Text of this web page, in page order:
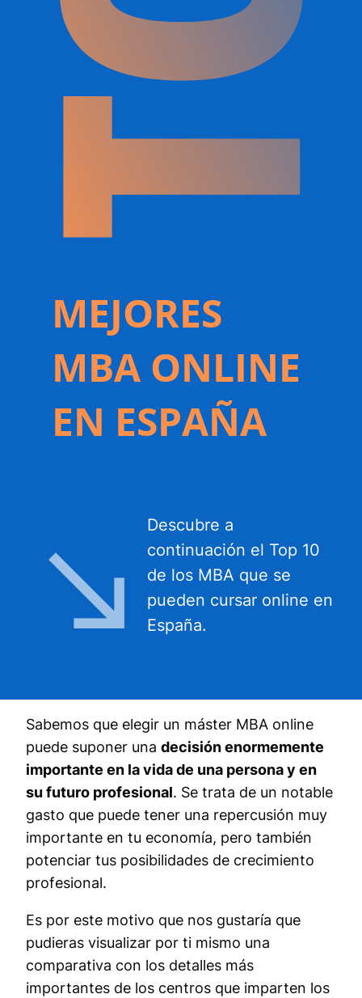
MEJORES
MBA ONLINE
EN ESPAÑA
Descubre a
continuación el Top 10
de los MBA que se
pueden cursar online en
España.
Sabemos que elegir un máster MBA online
puede suponer una decisión enormemente
importante en la vida de una persona y en
su futuro profesional. Se trata de un notable
gasto que puede tener una repercusión muy
importante en tu economía, pero también
potenciar tus posibilidades de crecimiento
profesional.
Es por este motivo que nos gustaría que
pudieras visualizar por ti mismo una
comparativa con los detalles más
importantes de los centros que imparten los